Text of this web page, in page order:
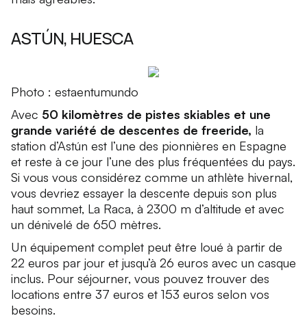
ASTÚN, HUESCA
Photo : estaentumundo
Avec 50 kilomètres de pistes skiables et une
grande variété de descentes de freeride, la
station d’Astún est l’une des pionnières en Espagne
et reste à ce jour l’une des plus fréquentées du pays.
Si vous vous considérez comme un athlète hivernal,
vous devriez essayer la descente depuis son plus
haut sommet, La Raca, à 2300 m d’altitude et avec
un dénivelé de 650 mètres.
Un équipement complet peut être loué à partir de
22 euros par jour et jusqu’à 26 euros avec un casque
inclus. Pour séjourner, vous pouvez trouver des
locations entre 37 euros et 153 euros selon vos
besoins.